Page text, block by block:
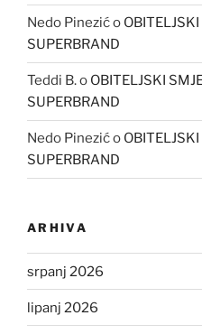
Nedo Pinezićo
SUPERBRAND
Teddi B.o OBITELJSKI
SUPERBRAND
Nedo Pinezićo
SUPERBRAND
ARHIVA
srpanj 2026
lipanj 2026